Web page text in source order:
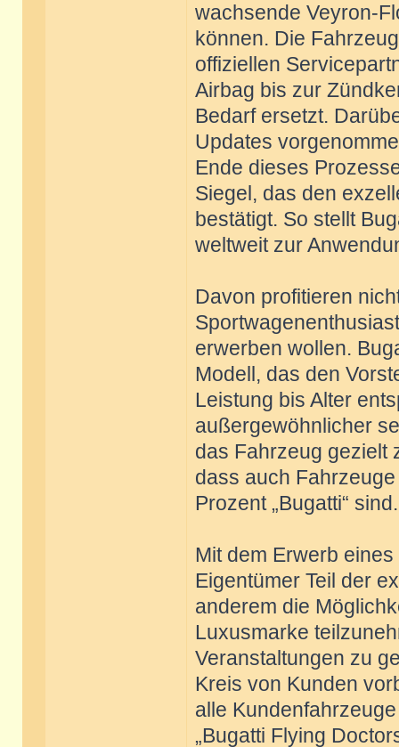
wachsende Veyron-
können. Die
offiziellen
Airbag bis zur
Bedarf ersetzt.
Updates
Ende dieses
Siegel, das den
bestätigt. So stellt
weltweit zur
Davon profitieren
erwerben wollen.
Modell, das den
Leistung bis Alter
außergewöhnlicher
das Fahrzeug gezielt
dass auch
Prozent „Bugatti“ sind.
Mit dem Erwerb
Eigentümer Teil der
anderem die
Luxusmarke
Veranstaltungen zu
Kreis von Kunden
alle
„Bugatti Flying